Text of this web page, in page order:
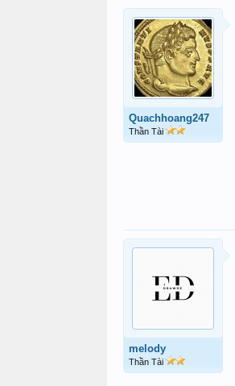
Quachhoang247
Thần Tài
melody
Thần Tài